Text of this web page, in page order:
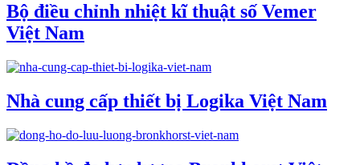
Bộ điều chỉnh nhiệt kĩ thuật số Vemer
Việt Nam
Nhà cung cấp thiết bị Logika Việt Nam